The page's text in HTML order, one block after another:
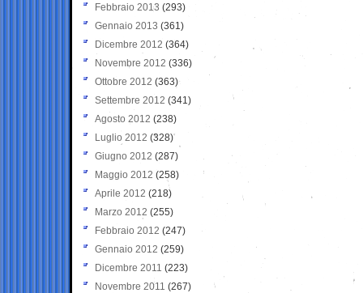
Febbraio 2013 (293)
Gennaio 2013 (361)
Dicembre 2012 (364)
Novembre 2012 (336)
Ottobre 2012 (363)
Settembre 2012 (341)
Agosto 2012 (238)
Luglio 2012 (328)
Giugno 2012 (287)
Maggio 2012 (258)
Aprile 2012 (218)
Marzo 2012 (255)
Febbraio 2012 (247)
Gennaio 2012 (259)
Dicembre 2011 (223)
Novembre 2011 (267)